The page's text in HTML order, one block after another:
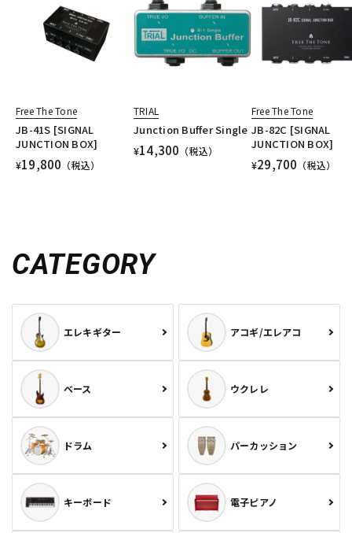
Free The Tone
JB-41S [SIGNAL
JUNCTION BOX]
¥19,800 （税込）
TRIAL
Junction Buffer Single
¥14,300 （税込）
Free The Tone
JB-82C [SIGNAL
JUNCTION BOX]
¥29,700 （税込）
CATEGORY
エレキギター アコギ/エレアコ
ベース ウクレレ
ドラム パーカッション
キーボード 電子ピアノ